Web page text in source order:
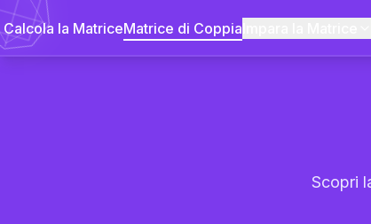
Calcola la MatriceMatrice di Coppia
Scopri